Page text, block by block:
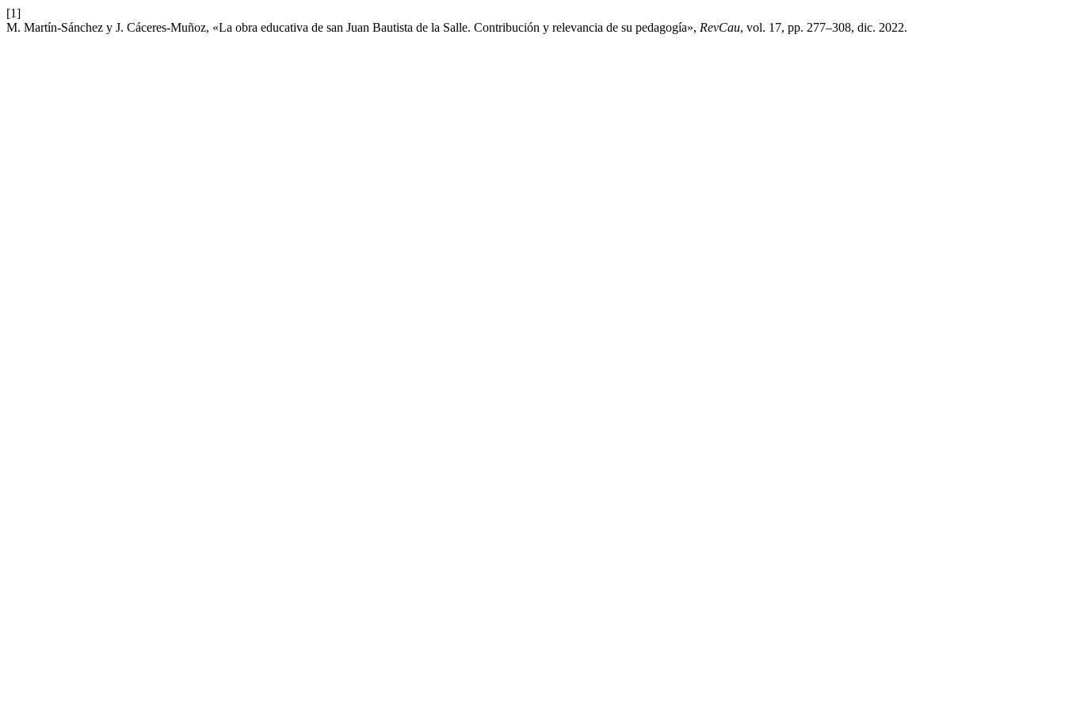
[1]
M. Martín-Sánchez y J. Cáceres-Muñoz, «La obra educativa de san Juan Bautista de la Salle. Contribución y relevancia de su pedagogía», RevCau, vol. 17, pp. 277–308, dic. 2022.